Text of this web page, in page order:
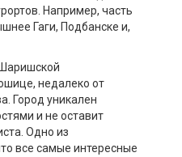
Например, часть
Гаги, Подбанске и,
недалеко от
Город уникален
и не оставит
Одно из
все самые интересные